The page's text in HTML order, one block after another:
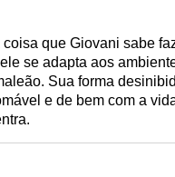
coisa que Giovani sabe
se adapta aos
Sua forma
e de bem com a